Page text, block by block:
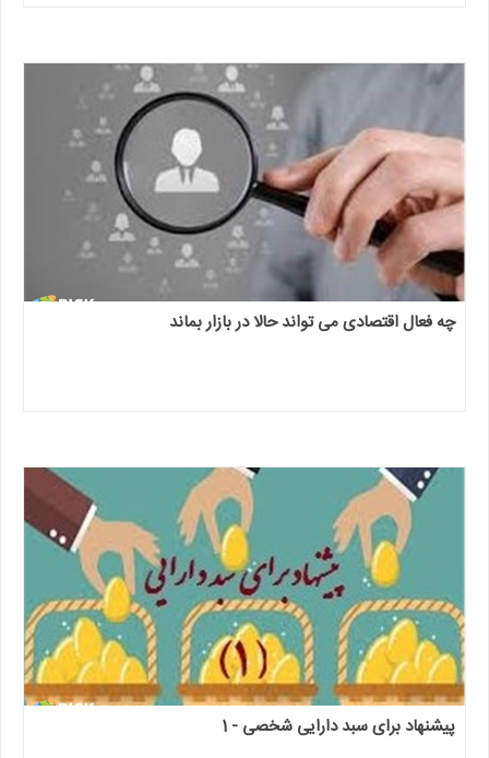
چه فعال اقتصادی می تواند حالا در بازار بماند
پیشنهاد برای سبد دارایی شخصی - 1